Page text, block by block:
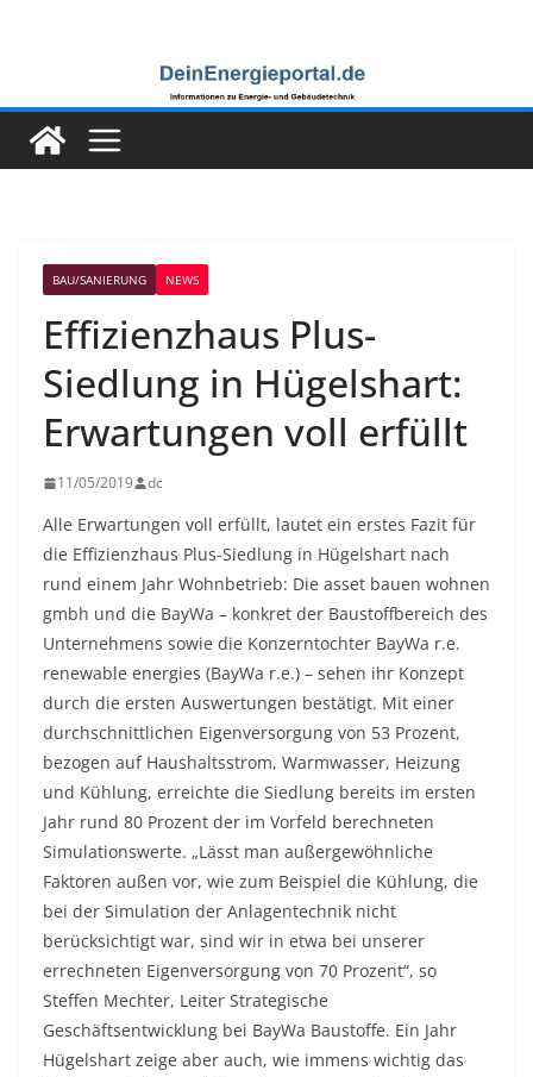
BAU/SANIERUNG NEWS
Effizienzhaus Plus-
Siedlung in Hügelshart:
Erwartungen voll erfüllt
11/05/2019 dc
Alle Erwartungen voll erfüllt, lautet ein erstes Fazit für
die Effizienzhaus Plus-Siedlung in Hügelshart nach
rund einem Jahr Wohnbetrieb: Die asset bauen wohnen
gmbh und die BayWa – konkret der Baustoffbereich des
Unternehmens sowie die Konzerntochter BayWa r.e.
renewable energies (BayWa r.e.) – sehen ihr Konzept
durch die ersten Auswertungen bestätigt. Mit einer
durchschnittlichen Eigenversorgung von 53 Prozent,
bezogen auf Haushaltsstrom, Warmwasser, Heizung
und Kühlung, erreichte die Siedlung bereits im ersten
Jahr rund 80 Prozent der im Vorfeld berechneten
Simulationswerte. „Lässt man außergewöhnliche
Faktoren außen vor, wie zum Beispiel die Kühlung, die
bei der Simulation der Anlagentechnik nicht
berücksichtigt war, sind wir in etwa bei unserer
errechneten Eigenversorgung von 70 Prozent“, so
Steffen Mechter, Leiter Strategische
Geschäftsentwicklung bei BayWa Baustoffe. Ein Jahr
Hügelshart zeige aber auch, wie immens wichtig das